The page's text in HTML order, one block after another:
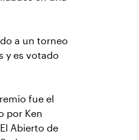
a un torneo
y es votado
fue el
por Ken
Abierto de